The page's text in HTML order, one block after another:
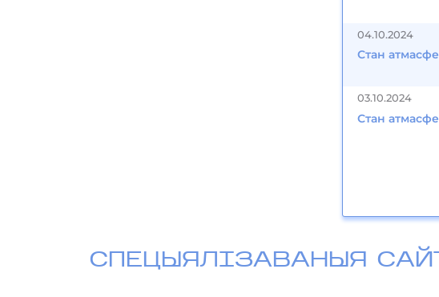
04.10.2024
Стан
03.10.2024
Стан
СПЕЦЫЯЛІЗАВАНЫЯ